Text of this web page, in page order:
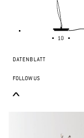
DATENBLATT
FOLLOW US